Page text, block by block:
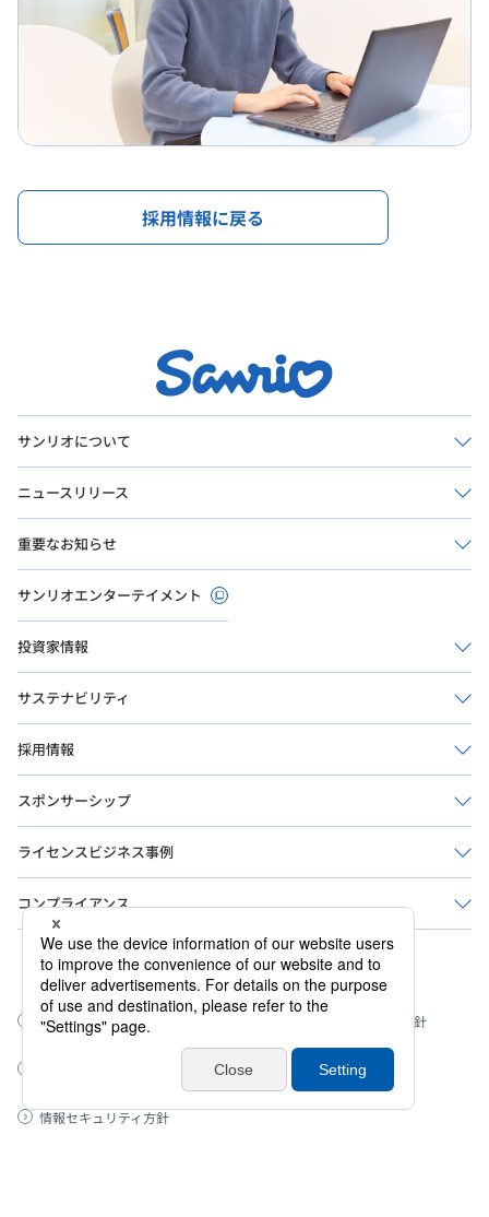
採用情報に戻る
公式ソーシャルメディア
このサイトについて
情報セキュリティ方針
ウェブアクセシビリティ方針
サイトマップ
サンリオについて
ニュースリリース
重要なお知らせ
サンリオエンターテイメント
投資家情報
サステナビリティ
採用情報
スポンサーシップ
ライセンスビジネス事例
コンプライアンス